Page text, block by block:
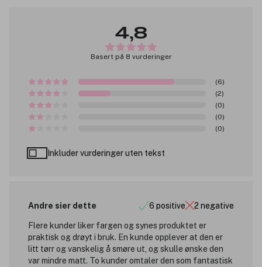
4,8
Basert på 8 vurderinger
(6)
(2)
(0)
(0)
(0)
Inkluder vurderinger uten tekst
Andre sier dette 6 positive 2 negative
Flere kunder liker fargen og synes produktet er
praktisk og drøyt i bruk. En kunde opplever at den er
litt tørr og vanskelig å smøre ut, og skulle ønske den
var mindre matt. To kunder omtaler den som fantastisk